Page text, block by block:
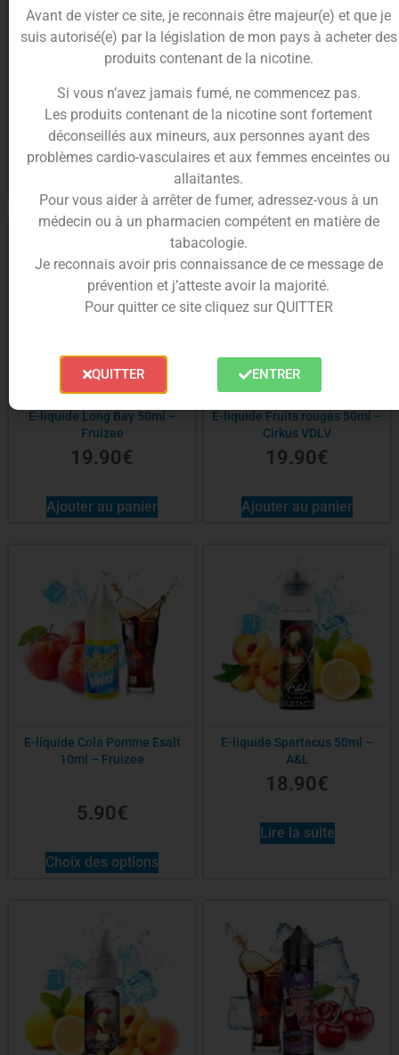
E-liquide Kate’s FFF Salt 10ml
5.90€
E-liquide Fraise Melon Glacés
5.90€
Choix des options
E-liquide Long Bay 50ml –
Fruizee
19.90€
Ajouter au panier
E-liquide Fruits rouges 50ml –
Cirkus VDLV
19.90€
Ajouter au panier
E-liquide Cola Pomme Esalt
10ml – Fruizee
5.90€
Choix des options
E-liquide Spartacus 50ml –
A&L
18.90€
Lire la suite
Avant de vister ce site, je reconnais être majeur(e) et que je
suis autorisé(e) par la législation de mon pays à acheter des
produits contenant de la nicotine.
Si vous n’avez jamais fumé, ne commencez pas.
Les produits contenant de la nicotine sont fortement
déconseillés aux mineurs, aux personnes ayant des
problèmes cardio-vasculaires et aux femmes enceintes ou
allaitantes.
Pour vous aider à arrêter de fumer, adressez-vous à un
médecin ou à un pharmacien compétent en matière de
tabacologie.
Je reconnais avoir pris connaissance de ce message de
prévention et j’atteste avoir la majorité.
Pour quitter ce site cliquez sur QUITTER
QUITTER ENTRER